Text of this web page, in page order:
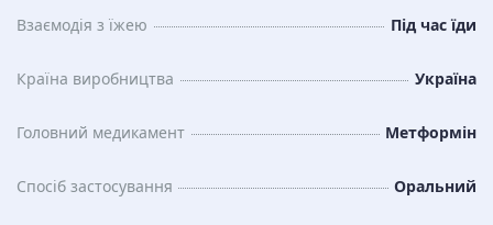
Взаємодія з їжею Під час їди
Країна виробництва Україна
Головний медикамент Метформін
Спосіб застосування Оральний